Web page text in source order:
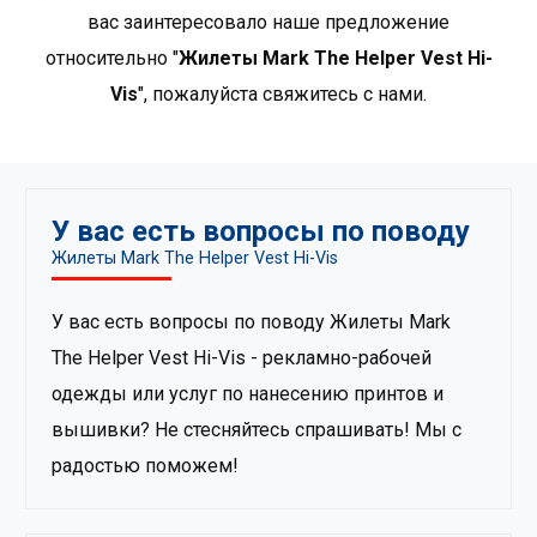
позволяют достичь эффектов,
недоступных для прямой печати, от
окрашивания полиэстровых волокон..
классические модели, которые дополняют рабочий
наряд. Продукты из коллекции Mark the Helper — это
сертифицированная одежда для профессионалов,
предупредительную одежду, соответствующую
стандарту EN ISO 20471, одежду, защищающую от
холода, соответствующую EN 14058, термоактивное
и подготовленную для многократной стирки..
Показать больше товаров от Mark the Helper.
вас заинтересовало наше предложение
относительно "Жилеты Mark The Helper Vest Hi-
Vis", пожалуйста свяжитесь с нами.
У вас есть вопросы по поводу
Жилеты Mark The Helper Vest Hi-Vis
У вас есть вопросы по поводу Жилеты Mark
The Helper Vest Hi-Vis - рекламно-рабочей
одежды или услуг по нанесению принтов и
вышивки? Не стесняйтесь спрашивать! Мы с
радостью поможем!